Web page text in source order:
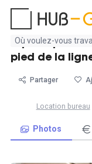
Aucun
résultat
trouvé
Espace
pied de la
Partager
Location bureau
Photos